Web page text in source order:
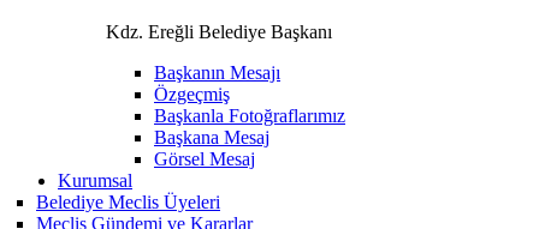
Kdz. Ereğli Belediye Başkanı
Başkanın Mesajı
Özgeçmiş
Başkanla Fotoğraflarımız
Başkana Mesaj
Görsel Mesaj
Kurumsal
Belediye Meclis Üyeleri
Meclis Gündemi ve Kararlar